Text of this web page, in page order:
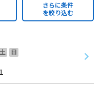
さらに条件
を絞り込む
土
日